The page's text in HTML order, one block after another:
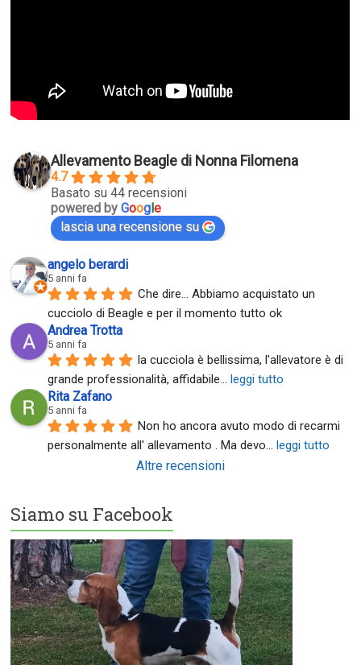
Allevamento Beagle di Nonna Filomena
4.7
Basato su 44 recensioni
powered byGoogle
lascia una recensione su
angelo berardi
5 anni fa
Che dire... Abbiamo acquistato un
cucciolo di Beagle e per il momento tutto ok
Andrea Trotta
5 anni fa
la cucciola è bellissima, l'allevatore è di
grande professionalità, affidabile ... leggi tutto
Rita Zafano
5 anni fa
Non ho ancora avuto modo di recarmi
personalmente all' allevamento . Ma devo ... leggi tutto
Altre recensioni
Siamo su Facebook